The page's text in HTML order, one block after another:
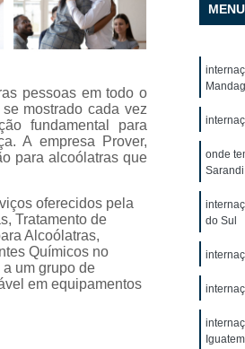
Clínica de Reabilitação para
Clínica de Reabilitação para Jovens
de Reabilitação Química para
Alcoólica com Psiquiatra
Reabilitação com Psicóloga
Reabilitação para Alcoólicos
Internação Alcoólatras em
Internação de Drogados em
Internação de Viciados em
Internação em Clínica de
pessoas em todo o
mostrado cada vez
fundamental para
A empresa Prover,
para alcoólatras que
oferecidos pela
Tratamento de
Alcoólatras,
Químicos no
um grupo de
em equipamentos
MENU
onde
Sarandi
do Sul